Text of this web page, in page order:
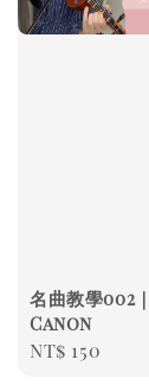
名曲教學002
Canon
Regular
NT$ 150